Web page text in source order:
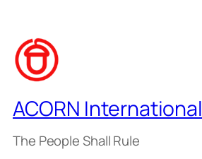
ACORN International
The People Shall Rule